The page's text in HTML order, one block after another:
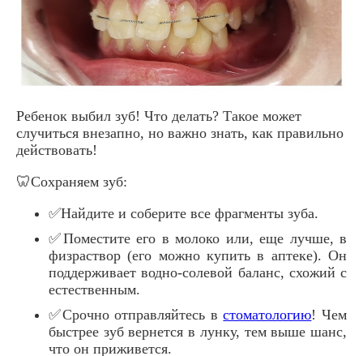
Ребенок выбил зуб! Что делать? Такое может
случиться внезапно, но важно знать, как правильно
действовать!
🦷Сохраняем зуб:
✅Найдите и соберите все фрагменты зуба.
✅Поместите его в молоко или, еще лучше, в
физраствор (его можно купить в аптеке). Он
поддерживает водно-солевой баланс, схожий с
естественным.
✅Срочно отправляйтесь встоматологию! Чем
быстрее зуб вернется в лунку, тем выше шанс,
что он приживется.